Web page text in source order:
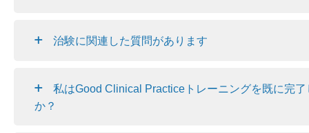
治験に関連した質問があります
私はGood Clinical Practiceトレーニングを既に完
か？